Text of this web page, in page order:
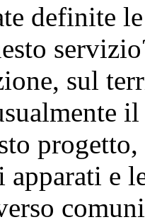
definite
sul
il
e